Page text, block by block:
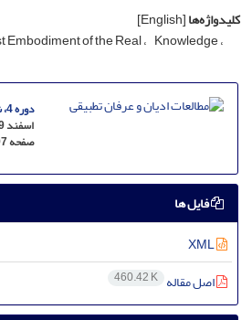
کلیدواژه‌ها[English]
Embodiment of the Real Knowledge
دوره 4، شماره 2
اسفند 1399
صفحه
فایل ها
اصل مقاله 460.42 K